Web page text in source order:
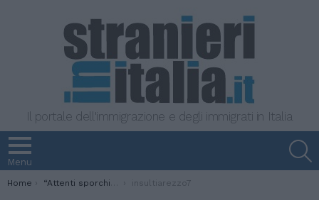
Il portale dell'immigrazione e degli immigrati in Italia
Menu
You are here:
Home “Attenti sporchi stranieri…”. Minacce razziste sul palazzo comunale di Arezzo insultiarezzo7